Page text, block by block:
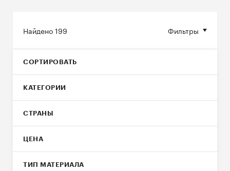
Фильтры
Найдено199
СОРТИРОВАТЬ
КАТЕГОРИИ
СТРАНЫ
ЦЕНА
ТИП МАТЕРИАЛА